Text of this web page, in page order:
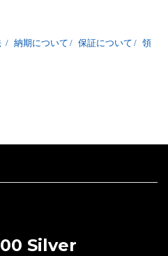
/ 納期について / 保証について / 領
Silver